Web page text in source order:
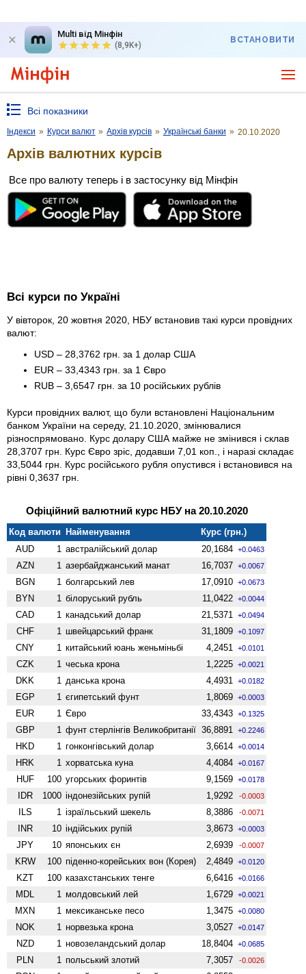
Multi від Мінфін
(8,9K+)
ВСТАНОВИТИ
Всі показники
Індекси » Курси валют » Архів курсів » Українські банки » 20.10.2020
Архів валютних курсів
Все про валюту теперь і в застосунку від Мінфін
Всі курси по Україні
У вівторок, 20 жовтня 2020, НБУ встановив такі курси провідних
валют:
USD – 28,3762 грн. за 1 долар США
EUR – 33,4343 грн. за 1 Євро
RUB – 3,6547 грн. за 10 російських рублів
Курси провідних валют, що були встановлені Національним
банком України на середу, 21.10.2020, змінювалися
різноспрямовано. Курс долару США майже не змінився і склав
28,3707 грн. Курс Євро зріс, додавши 7,01 коп., і наразі складає
33,5044 грн. Курс російського рубля опустився і встановився на
рівні 0,3637 грн.
Офіційний валютний курс НБУ на 20.10.2020
Код валюти Найменування
Курс (грн.)
AUD
1 австралійський долар 20,1684 +0.0463
AZN 1 азербайджанський манат 16,7037 +0.0067
BGN 1 болгарський лев 17,0910 +0.0673
BYN 1 білоруський рубль 11,0422 +0.0044
CAD 1 канадський долар 21,5371 +0.0494
CHF 1 швейцарський франк 31,1809 +0.1097
CNY 1 китайський юань женьмiньбi 4,2451 +0.0101
CZK 1 чеська крона 1,2225 +0.0021
DKK 1 данська крона 4,4931 +0.0182
EGP 1 єгипетський фунт 1,8069 +0.0003
EUR 1 Євро 33,4343 +0.1325
GBP 1 фунт стерлінгів Велико­британії 36,8891 +0.2246
HKD 1 гонконгівський долар 3,6614 +0.0014
HRK 1 хорватська куна 4,4084 +0.0167
HUF 100 угорських форинтів 9,1569 +0.0178
IDR 1000 індонезійських рупій 1,9292 -0.0003
ILS 1 ізраїльський шекель 8,3886 -0.0071
INR 10 індійських рупій 3,8673 +0.0003
JPY 10 японських єн 2,6939 -0.0007
KRW 100 піденно-корейських вон (Корея) 2,4849 +0.0120
KZT 100 казахстанських тенге 6,6416 +0.0166
MDL 1 молдовський лей 1,6729 +0.0021
MXN 1 мексиканське песо 1,3475 +0.0080
NOK 1 норвезька крона 3,0527 +0.0147
NZD 1 ново­зеландський долар 18,8404 +0.0685
PLN 1 польський злотий 7,3057 -0.0026